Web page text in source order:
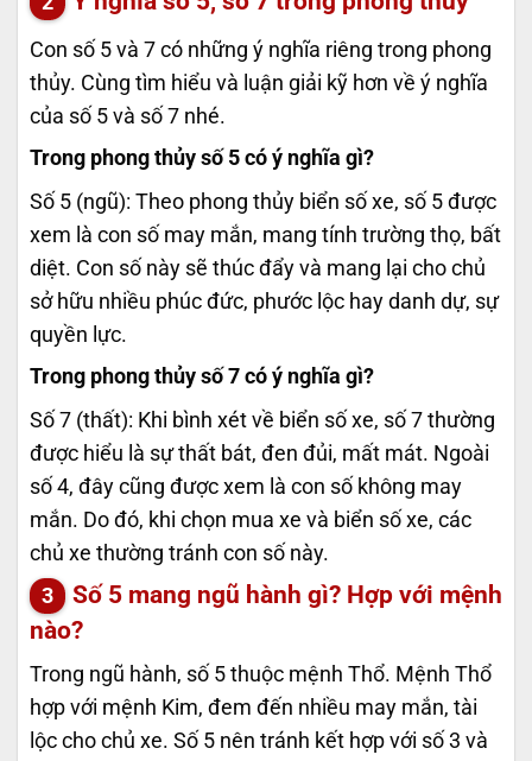
Con số 5 và 7 có những ý nghĩa riêng trong phong
thủy. Cùng tìm hiểu và luận giải kỹ hơn về ý nghĩa
của số 5 và số 7 nhé.
Trong phong thủy số 5 có ý nghĩa gì?
Số 5 (ngũ): Theo phong thủy biển số xe, số 5 được
xem là con số may mắn, mang tính trường thọ, bất
diệt. Con số này sẽ thúc đẩy và mang lại cho chủ
sở hữu nhiều phúc đức, phước lộc hay danh dự, sự
quyền lực.
Trong phong thủy số 7 có ý nghĩa gì?
Số 7 (thất): Khi bình xét về biển số xe, số 7 thường
được hiểu là sự thất bát, đen đủi, mất mát. Ngoài
số 4, đây cũng được xem là con số không may
mắn. Do đó, khi chọn mua xe và biển số xe, các
chủ xe thường tránh con số này.
Số 5 mang ngũ hành gì? Hợp với mệnh
nào?
Trong ngũ hành, số 5 thuộc mệnh Thổ. Mệnh Thổ
hợp với mệnh Kim, đem đến nhiều may mắn, tài
lộc cho chủ xe. Số 5 nên tránh kết hợp với số 3 và